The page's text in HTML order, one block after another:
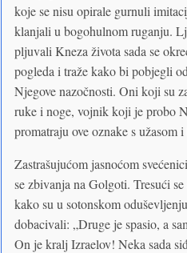
koje se nisu opirale gurnuli
klanjali u bogohulnom ruganju.
pljuvali Kneza života sada se
pogleda i traže kako bi pobjegli
Njegove nazočnosti. Oni koji su
ruke i noge, vojnik koji je probo
promatraju ove oznake s užasom
Zastrašujućom jasnoćom
se zbivanja na Golgoti. Tresući
kako su u sotonskom
dobacivali: „Druge je spasio, a
On je kralj Izraelov! Neka sada